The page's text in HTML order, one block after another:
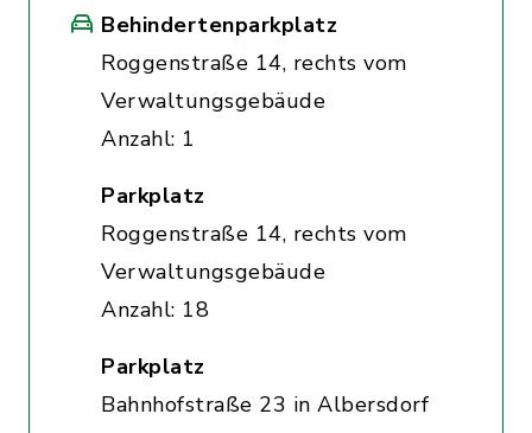
Behindertenparkplatz
Roggenstraße 14, rechts vom
Verwaltungsgebäude
Anzahl: 1
Parkplatz
Roggenstraße 14, rechts vom
Verwaltungsgebäude
Anzahl: 18
Parkplatz
Bahnhofstraße 23 in Albersdorf